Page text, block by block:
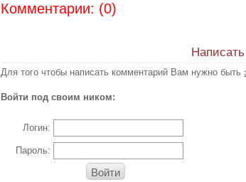
Комментарии: (0)
Для того чтобы написать комментарий Вам нужно быть
Войти под своим ником:
Логин:
Пароль:
Войти